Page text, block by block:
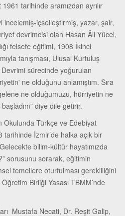
tarihinde aramızdan ayrılır
incelemiş-içselleştirmiş, yazar, şair,
devrimcisi olan Hasan Âli Yücel,
felsefe eğitimi, 1908 İkinci
tanışması, Ulusal Kurtuluş
sürecinde yoğurulan
ne olduğunu anlamıştım. Sıra
ne olduğumuzu, hürriyetin ne
diye dile getirir.
Türkçe ve Edebiyat
İzmir’de halka açık bir
bilim-kültür hayatımızda
sorusunu sorarak, eğitimin
temellere oturtulması gerekliliğini
Birliği Yasası TBMM’nde
Mustafa Necati, Dr. Reşit Galip,